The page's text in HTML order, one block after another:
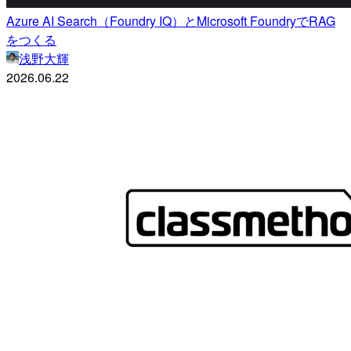
Azure AI Search（Foundry IQ）とMicrosoft FoundryでRAG
をつくる
浅野大輝
2026.06.22